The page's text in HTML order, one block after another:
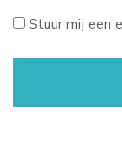
Stuur mij een